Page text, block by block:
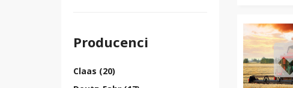
Producenci
Claas (20)